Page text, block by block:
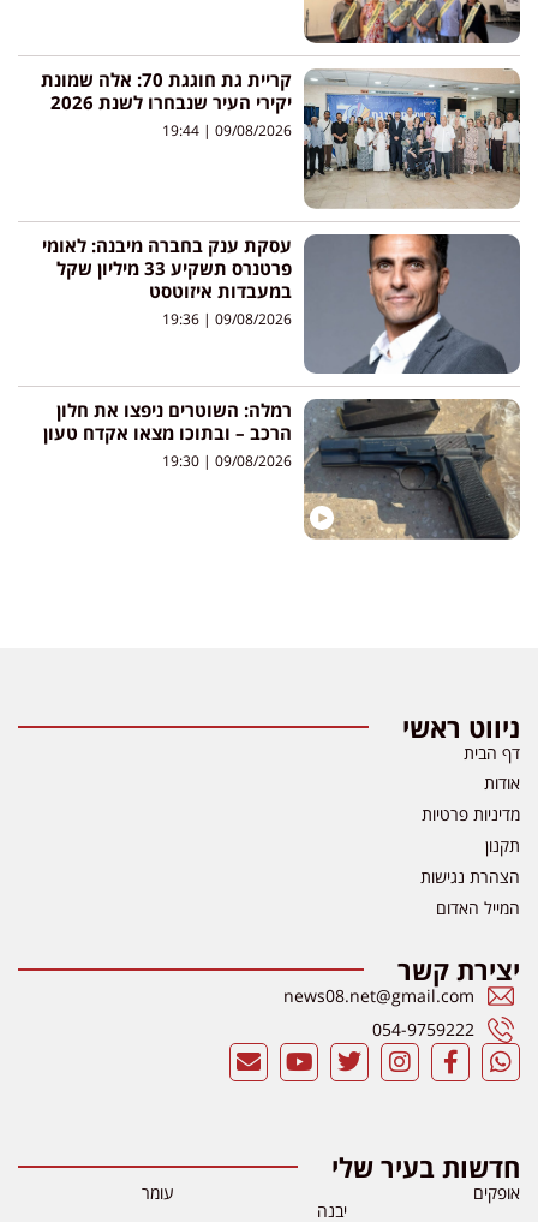
קריית גת חוגגת 70: אלה שמונת
יקירי העיר שנבחרו לשנת 2026
09/08/2026
19:44
עסקת ענק בחברה מיבנה: לאומי
פרטנרס תשקיע 33 מיליון שקל
במעבדות איזוטסט
09/08/2026
19:36
רמלה: השוטרים ניפצו את חלון
הרכב – ובתוכו מצאו אקדח טעון
09/08/2026
19:30
ראשי
הבית
פרטיות
נגישות
האדום
קשר
news08.net@gmail.com
054-9759222
בעיר שלי
עומר